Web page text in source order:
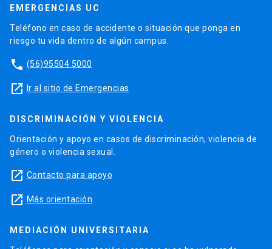
EMERGENCIAS UC
Teléfono en caso de accidente o situación que ponga en
riesgo tu vida dentro de algún campus.
phone (56)95504 5000
launch Ir al sitio de Emergencias
DISCRIMINACIÓN Y VIOLENCIA
Orientación y apoyo en casos de discriminación, violencia de
género o violencia sexual.
launch Contacto para apoyo
launch Más orientación
MEDIACIÓN UNIVERSITARIA